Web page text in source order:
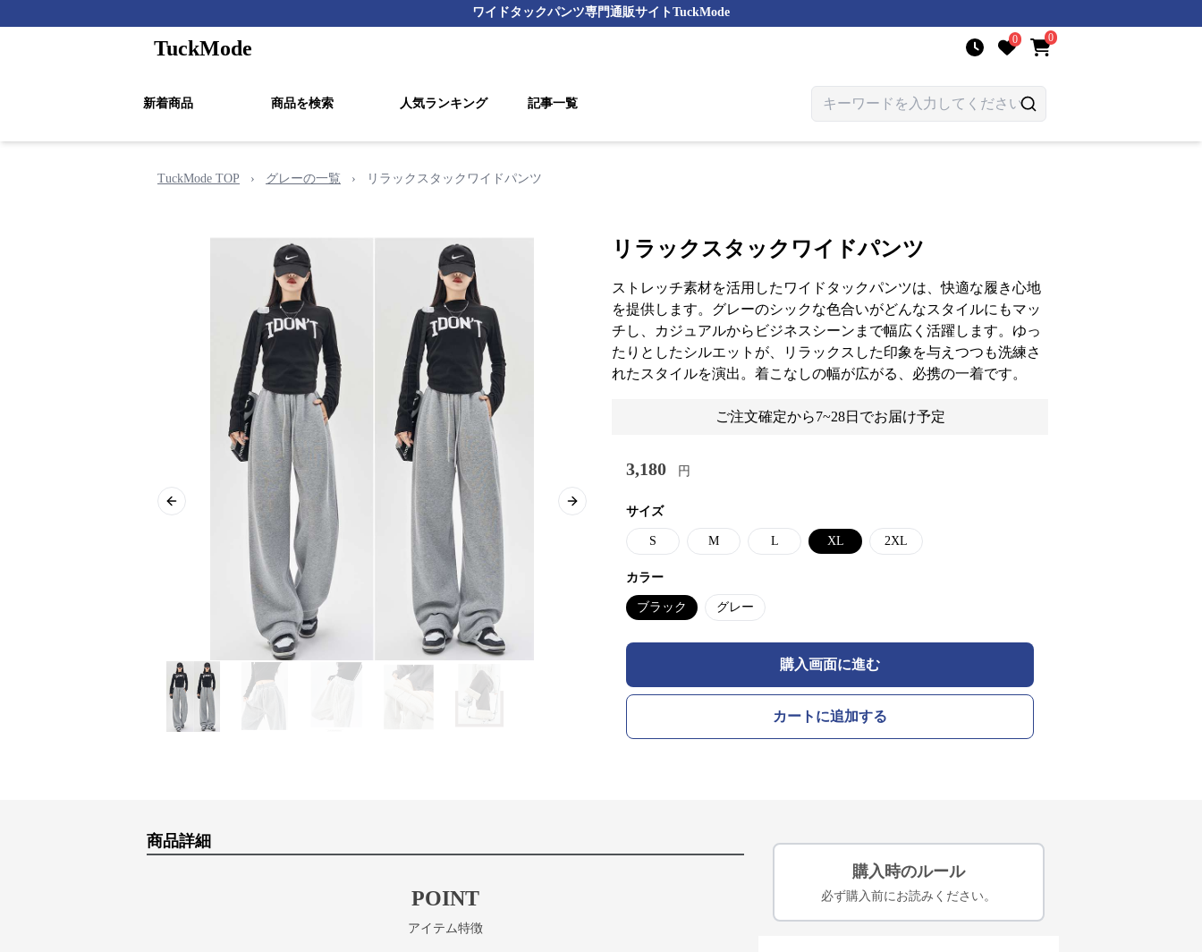
ワイドタックパンツ専門通販サイトTuckMode
TuckMode 0 0
新着商品 商品を検索 人気ランキング 記事一覧
TuckMode TOP › グレーの一覧 › リラックスタックワイドパンツ
Previous slide Next slide
リラックスタックワイドパンツ
ストレッチ素材を活用したワイドタックパンツは、快適な履き心地
を提供します。グレーのシックな色合いがどんなスタイルにもマッ
チし、カジュアルからビジネスシーンまで幅広く活躍します。ゆっ
たりとしたシルエットが、リラックスした印象を与えつつも洗練さ
れたスタイルを演出。着こなしの幅が広がる、必携の一着です。
ご注文確定から7~28日でお届け予定
3,180 円
サイズ
S M L XL 2XL
カラー
ブラック グレー
購入画面に進む
カートに追加する
商品詳細
POINT
アイテム特徴
購入時のルール
必ず購入前にお読みください。